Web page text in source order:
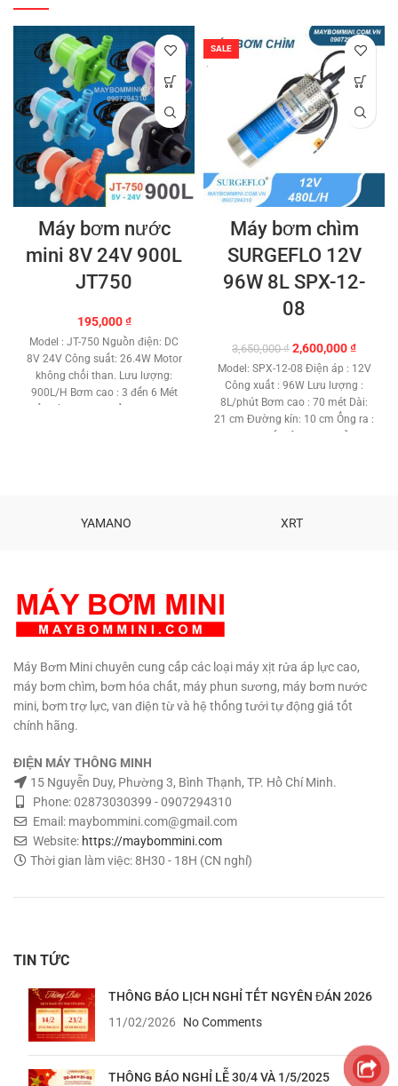
Máy bơm nước
mini 8V 24V 900L
JT750
195,000₫
Model : JT-750 Nguồn điện: DC
8V 24V Công suất: 26.4W Motor
không chổi than. Lưu lượng:
900L/H Bơm cao : 3 đến 6 Mét
Phân phối: Maybommini.com
SALE
Máy bơm chìm
SURGEFLO 12V
96W 8L SPX-12-
08
3,650,000₫ Giá
gốc
là:
3,650,000 ₫.
2,600,000₫Giá
hiện
tại
là:
Model: SPX-12-08 Điện áp : 12V
Công xuất : 96W Lưu lượng :
8L/phút Bơm cao : 70 mét Dài:
21 cm Đường kín: 10 cm Ống ra :
phẩm cao cấp Khẳng định độ an
YAMANO XRT
Máy Bơm Mini chuyên cung cấp các loại máy xịt rửa áp lực cao,
máy bơm chìm, bơm hóa chất, máy phun sương, máy bơm nước
mini, bơm trợ lực, van điện từ và hệ thống tưới tự động giá tốt
chính hãng.
ĐIỆN MÁY THÔNG MINH
15 Nguyễn Duy, Phường 3, Bình Thạnh, TP. Hồ Chí Minh.
Phone: 02873030399 - 0907294310
Email: maybommini.com@gmail.com
Website: https://maybommini.com
Thời gian làm việc: 8H30 - 18H (CN nghỉ)
TIN TỨC
THÔNG BÁO LỊCH NGHỈ TẾT NGYÊN ĐÁN 2026
11/02/2026
No Comments
THÔNG BÁO NGHỈ LỄ 30/4 VÀ 1/5/2025